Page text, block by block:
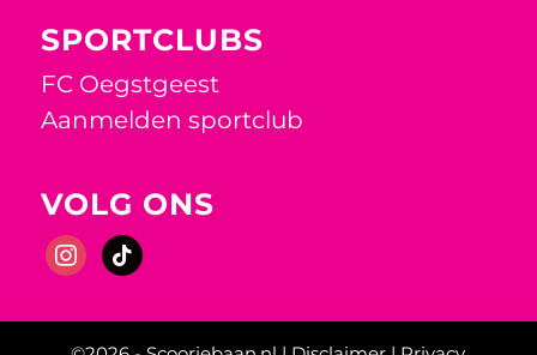
Scoor nu!
SPORTCLUBS
FC Oegstgeest
Aanmelden sportclub
VOLG ONS
instagram
tiktok